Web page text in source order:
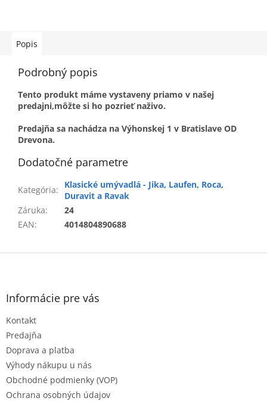
Popis
Podrobný popis
Tento produkt máme vystaveny priamo v našej
predajni,môžte si ho pozrieť naživo.
Predajňa sa nachádza na Výhonskej 1 v Bratislave OD
Drevona.
Dodatočné parametre
Kategória:
Klasické umývadlá - Jika, Laufen, Roca,
Duravit a Ravak
Záruka:
24
EAN: 4014804890688
Z
Informácie pre vás
Kontakt
Predajňa
Doprava a platba
Výhody nákupu u nás
Obchodné podmienky (VOP)
Ochrana osobných údajov